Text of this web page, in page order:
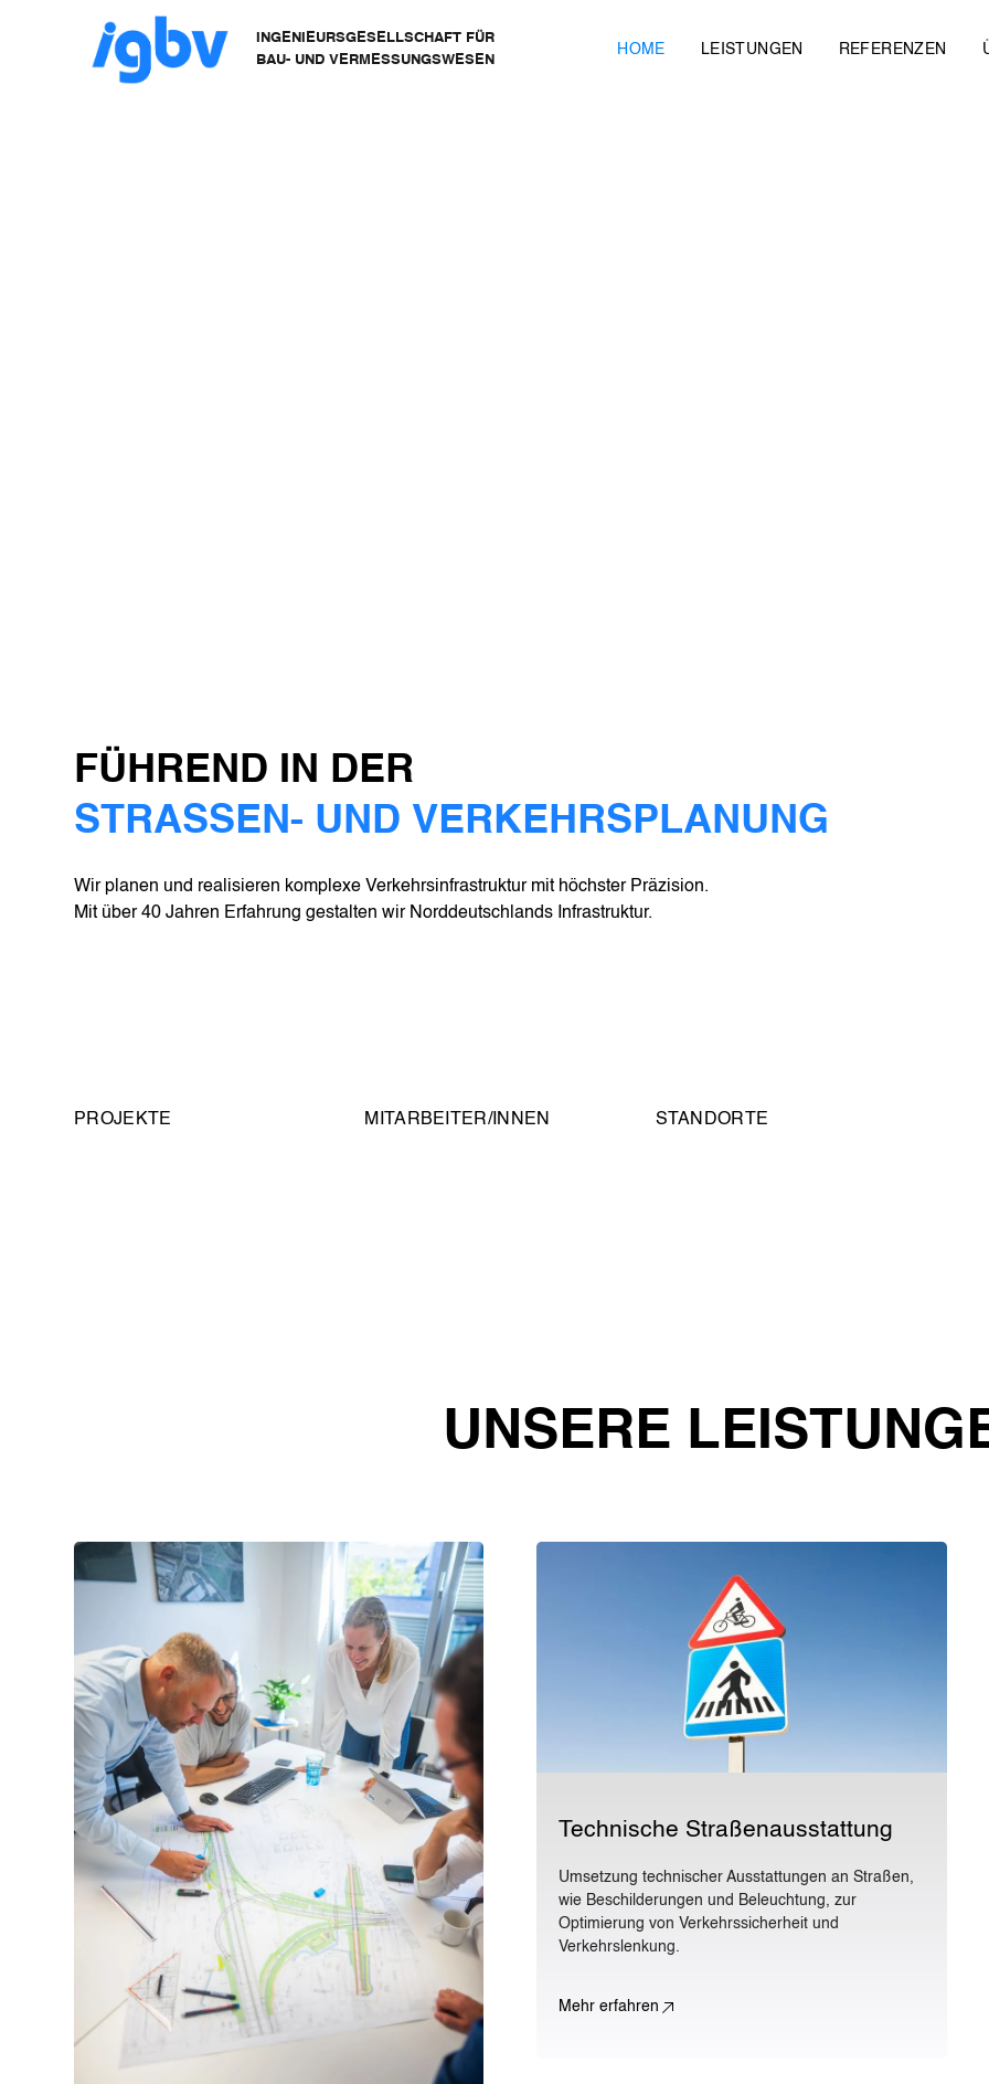
INGENIEURSGESELLSCHAFT FÜR
BAU- UND VERMESSUNGSWESEN
HOME LEISTUNGEN REFERENZEN
FÜHREND IN DER
STRASSEN- UND VERKEHRSPLANUNG
Wir planen und realisieren komplexe Verkehrsinfrastruktur mit höchster Präzision.
Mit über 40 Jahren Erfahrung gestalten wir Norddeutschlands Infrastruktur.
PROJEKTE MITARBEITER/INNEN STANDORTE
UNSERE
Technische Straßenausstattung
Umsetzung technischer Ausstattungen an Straßen,
wie Beschilderungen und Beleuchtung, zur
Optimierung von Verkehrssicherheit und
Verkehrslenkung.
Mehr erfahren